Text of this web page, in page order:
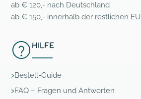
ab € 120,- nach Deutschland
ab € 150,- innerhalb der restlichen EU
HILFE
Bestell-Guide
FAQ – Fragen und Antworten